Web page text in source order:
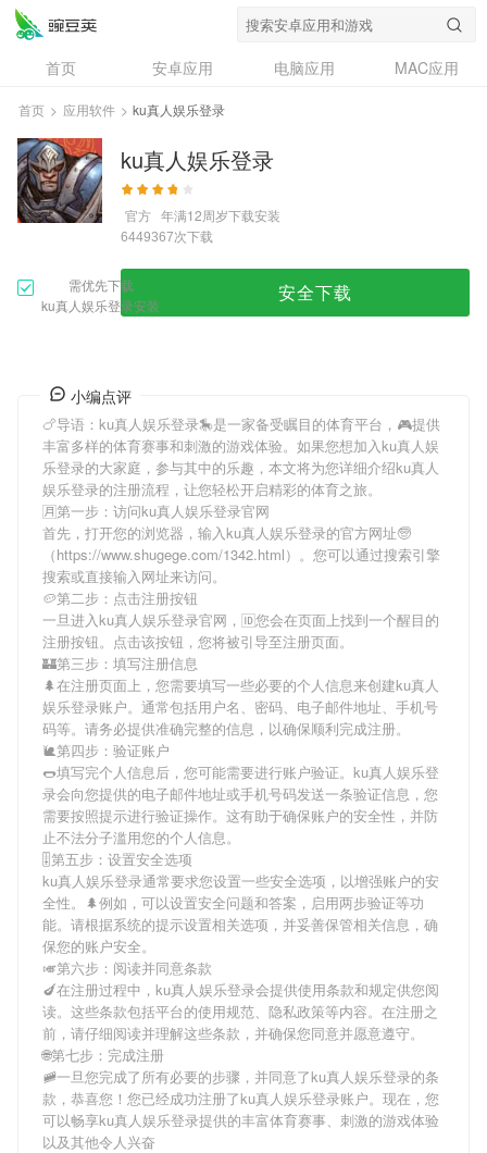
首页 安卓应用 电脑应用
MAC应用
资讯
专题
问答
首页 > 应用软件 > ku真人娱乐登录
ku真人娱乐登录
官方 年满12周岁下载安装
6449367次下载
需优先下载
ku真人娱乐登录安装
安全下载
小编点评
🍗导语： ku真人娱乐登录🎠是一家备受瞩目的体育平台，🎮提供
丰富多样的体育赛事和刺激的游戏体验。如果您想加入ku真人娱
乐登录的大家庭，参与其中的乐趣，本文将为您详细介绍ku真人
娱乐登录的注册流程，让您轻松开启精彩的体育之旅。
🈷第一步：访问ku真人娱乐登录官网
首先，打开您的浏览器，输入ku真人娱乐登录的官方网址🧓
（https://www.shugege.com/1342.html）。您可以通过搜索引擎
搜索或直接输入网址来访问。
🥔第二步：点击注册按钮
一旦进入ku真人娱乐登录官网，🆔您会在页面上找到一个醒目的
注册按钮。点击该按钮，您将被引导至注册页面。
🏰第三步：填写注册信息
🌲在注册页面上，您需要填写一些必要的个人信息来创建ku真人
娱乐登录账户。通常包括用户名、密码、电子邮件地址、手机号
码等。请务必提供准确完整的信息，以确保顺利完成注册。
🐌第四步：验证账户
🌭填写完个人信息后，您可能需要进行账户验证。 ku真人娱乐登
录会向您提供的电子邮件地址或手机号码发送一条验证信息，您
需要按照提示进行验证操作。这有助于确保账户的安全性，并防
止不法分子滥用您的个人信息。
🎚第五步：设置安全选项
ku真人娱乐登录通常要求您设置一些安全选项，以增强账户的安
全性。🌲例如，可以设置安全问题和答案，启用两步验证等功
能。请根据系统的提示设置相关选项，并妥善保管相关信息，确
保您的账户安全。
🎺第六步：阅读并同意条款
🍆在注册过程中， ku真人娱乐登录会提供使用条款和规定供您阅
读。这些条款包括平台的使用规范、隐私政策等内容。在注册之
前，请仔细阅读并理解这些条款，并确保您同意并愿意遵守。
🌐第七步：完成注册
🚞一旦您完成了所有必要的步骤，并同意了ku真人娱乐登录的条
款，恭喜您！您已经成功注册了ku真人娱乐登录账户。现在，您
可以畅享ku真人娱乐登录提供的丰富体育赛事、刺激的游戏体验
以及其他令人兴奋